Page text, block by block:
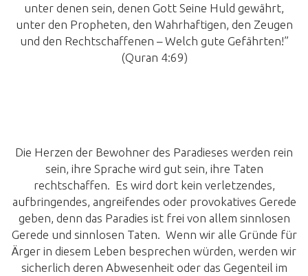
unter denen sein, denen Gott Seine Huld gewährt,
unter den Propheten, den Wahrhaftigen, den Zeugen
und den Rechtschaffenen – Welch gute Gefährten!”
(Quran 4:69)
Die Herzen der Bewohner des Paradieses werden rein
sein, ihre Sprache wird gut sein, ihre Taten
rechtschaffen. Es wird dort kein verletzendes,
aufbringendes, angreifendes oder provokatives Gerede
geben, denn das Paradies ist frei von allem sinnlosen
Gerede und sinnlosen Taten. Wenn wir alle Gründe für
Ärger in diesem Leben besprechen würden, werden wir
sicherlich deren Abwesenheit oder das Gegenteil im